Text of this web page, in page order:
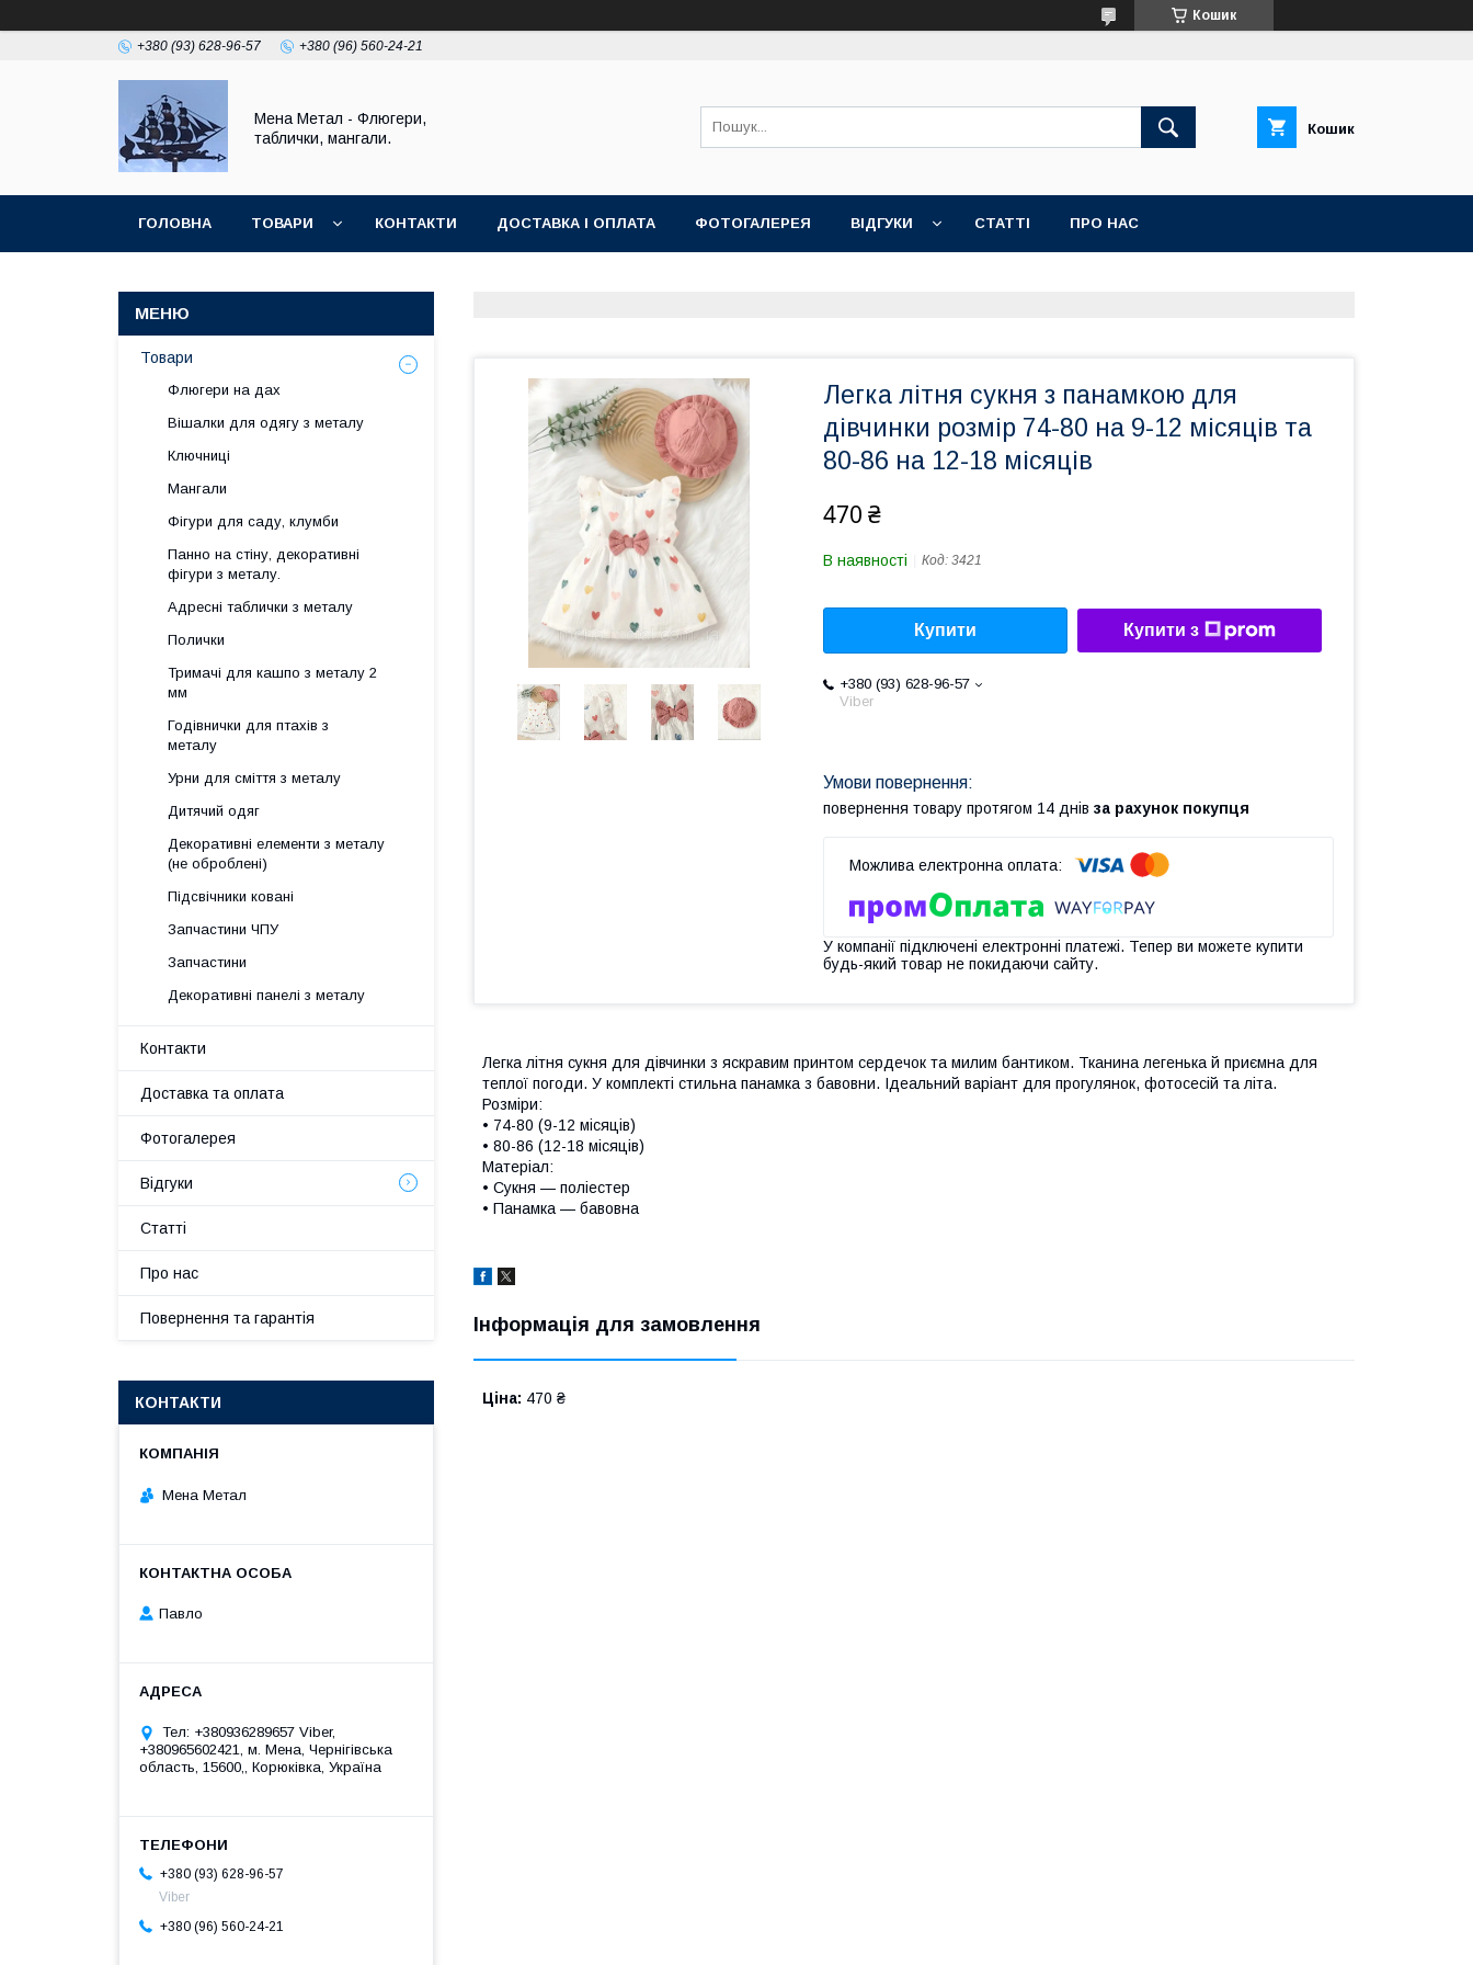
Кошик
+380 (93) 628-96-57 +380 (96) 560-24-21
Мена Метал - Флюгери,
таблички, мангали.
Кошик
ГОЛОВНА ТОВАРИ КОНТАКТИ ДОСТАВКА І ОПЛАТА ФОТОГАЛЕРЕЯ ВІДГУКИ СТАТТІ ПРО НАС
Легка літня сукня з панамкою для
дівчинки розмір 74-80 на 9-12 місяців та
80-86 на 12-18 місяців
470 ₴
В наявності Код: 3421
Купити Купити з
+380 (93) 628-96-57
Viber
повернення товару протягом 14 днів за рахунок покупця
У компанії підключені електронні платежі. Тепер ви можете купити
будь-який товар не покидаючи сайту.
Легка літня сукня для дівчинки з яскравим принтом сердечок та милим бантиком. Тканина легенька й приємна для
теплої погоди. У комплекті стильна панамка з бавовни. Ідеальний варіант для прогулянок, фотосесій та літа.
Розміри:
• 74-80 (9-12 місяців)
• 80-86 (12-18 місяців)
Матеріал:
• Сукня — поліестер
• Панамка — бавовна
Інформація для замовлення
Ціна: 470 ₴
Товари
Флюгери на дах
Вішалки для одягу з металу
Ключниці
Мангали
Фігури для саду, клумби
Панно на стіну, декоративні
фігури з металу.
Адресні таблички з металу
Полички
Тримачі для кашпо з металу 2
мм
Годівнички для птахів з
металу
Урни для сміття з металу
Дитячий одяг
Декоративні елементи з металу
(не оброблені)
Підсвічники ковані
Запчастини ЧПУ
Запчастини
Декоративні панелі з металу
Контакти
Доставка та оплата
Фотогалерея
Відгуки
Статті
Про нас
Повернення та гарантія
КОНТАКТИ
Мена Метал
Павло
Тел: +380936289657 Viber,
+380965602421, м. Мена, Чернігівська
область, 15600,, Корюківка, Україна
+380 (93) 628-96-57
Viber
+380 (96) 560-24-21